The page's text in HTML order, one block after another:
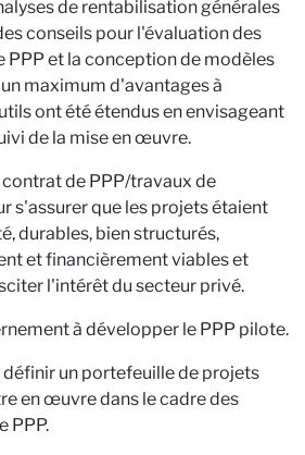
de rentabilisation générales
conseils pour l'évaluation des
PPP et la conception de modèles
maximum d'avantages à
ont été étendus en envisageant
de la mise en œuvre.
de PPP/travaux de
s'assurer que les projets étaient
durables, bien structurés,
et financièrement viables et
l'intérêt du secteur privé.
à développer le PPP pilote.
définir un portefeuille de projets
en œuvre dans le cadre des
PPP.
la Politique de confidentialité*
S'ABONNER